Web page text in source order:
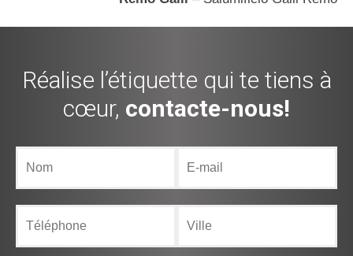
Réalise l’étiquette qui te tiens à
cœur, contacte-nous!